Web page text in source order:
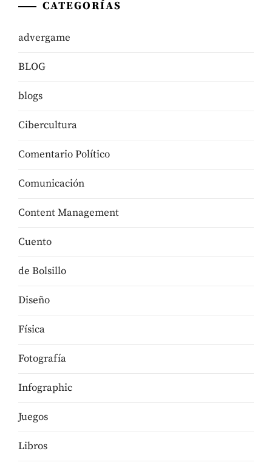
CATEGORÍAS
advergame
BLOG
blogs
Cibercultura
Comentario Político
Comunicación
Content Management
Cuento
de Bolsillo
Diseño
Física
Fotografía
Infographic
Juegos
Libros